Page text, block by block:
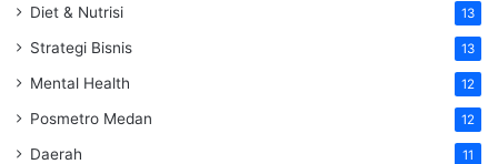
Diet & Nutrisi 13
Strategi Bisnis 13
Mental Health 12
Posmetro Medan 12
Daerah 11